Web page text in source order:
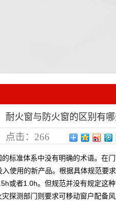
耐火窗与防火窗的区别有
点击： 266
标准体系中没有明确的术语。在
使用的新产品。根据具体规范要
或者1.0h。但规范并没有规定这
探测部门则要求可移动窗户配备